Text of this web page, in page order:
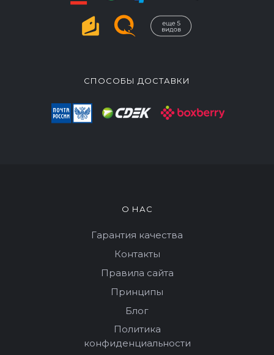
О НАС
Гарантия качества
Контакты
Правила сайта
Принципы
Блог
Политика
конфиденциальности
СПОСОБЫ ДОСТАВКИ